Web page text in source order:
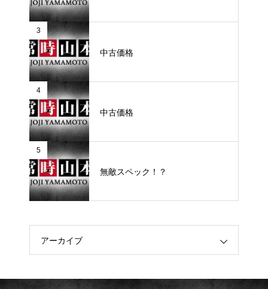
3
中古価格
4
中古価格
5
無敵スペック！？
アーカイブ